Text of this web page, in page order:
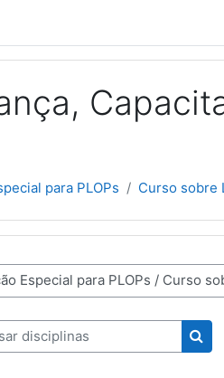
para PLOPs Curso sobre
disciplinas